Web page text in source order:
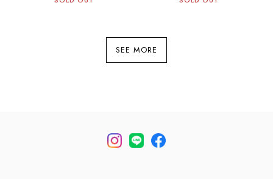
ーシングシューズ・LADY'S
SEE MORE